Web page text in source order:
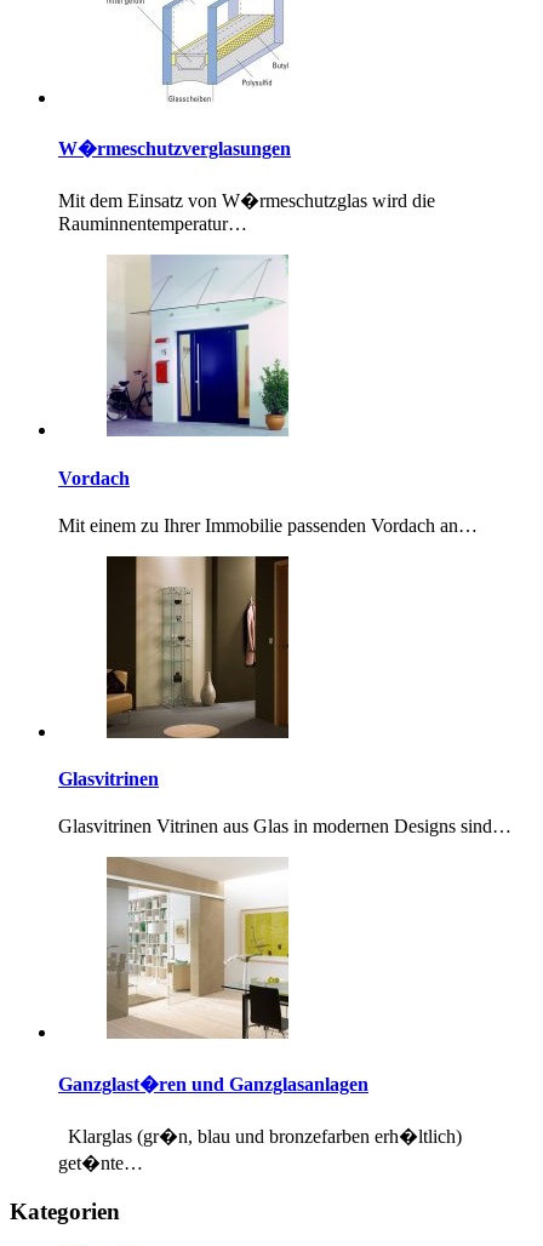
W�rmeschutzverglasungen
Mit dem Einsatz von W�rmeschutzglas wird die
Rauminnentemperatur…
Vordach
Mit einem zu Ihrer Immobilie passenden Vordach an…
Glasvitrinen
Glasvitrinen Vitrinen aus Glas in modernen Designs sind…
Ganzglast�ren und Ganzglasanlagen
Klarglas (gr�n, blau und bronzefarben erh�ltlich)
get�nte…
Kategorien